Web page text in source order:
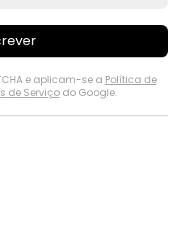
e aplicam-se a Política de
de Serviçodo Google.